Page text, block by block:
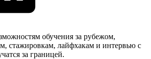
обучения за рубежом,
стажировкам, лайфхакам и интервью с
за границей.